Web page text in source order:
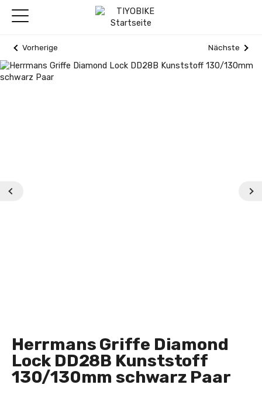
Vorherige Nächste
Herrmans Griffe Diamond
Lock DD28B Kunststoff
130/130mm schwarz Paar